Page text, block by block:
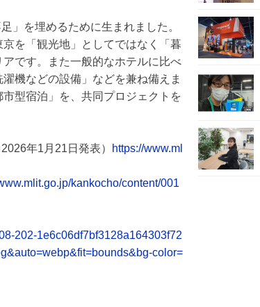
」を埋めるために生まれました。
を「観光地」としてではなく「暮
です。また一般的なホテルに比べ
機などの設備」などを兼ね備えま
型宿泊」を、共同プロジェクトを
年1月21日発表）
https://www.ml
kankocho/content/001
202-1e6c06df7bf3128a164303f72
color=